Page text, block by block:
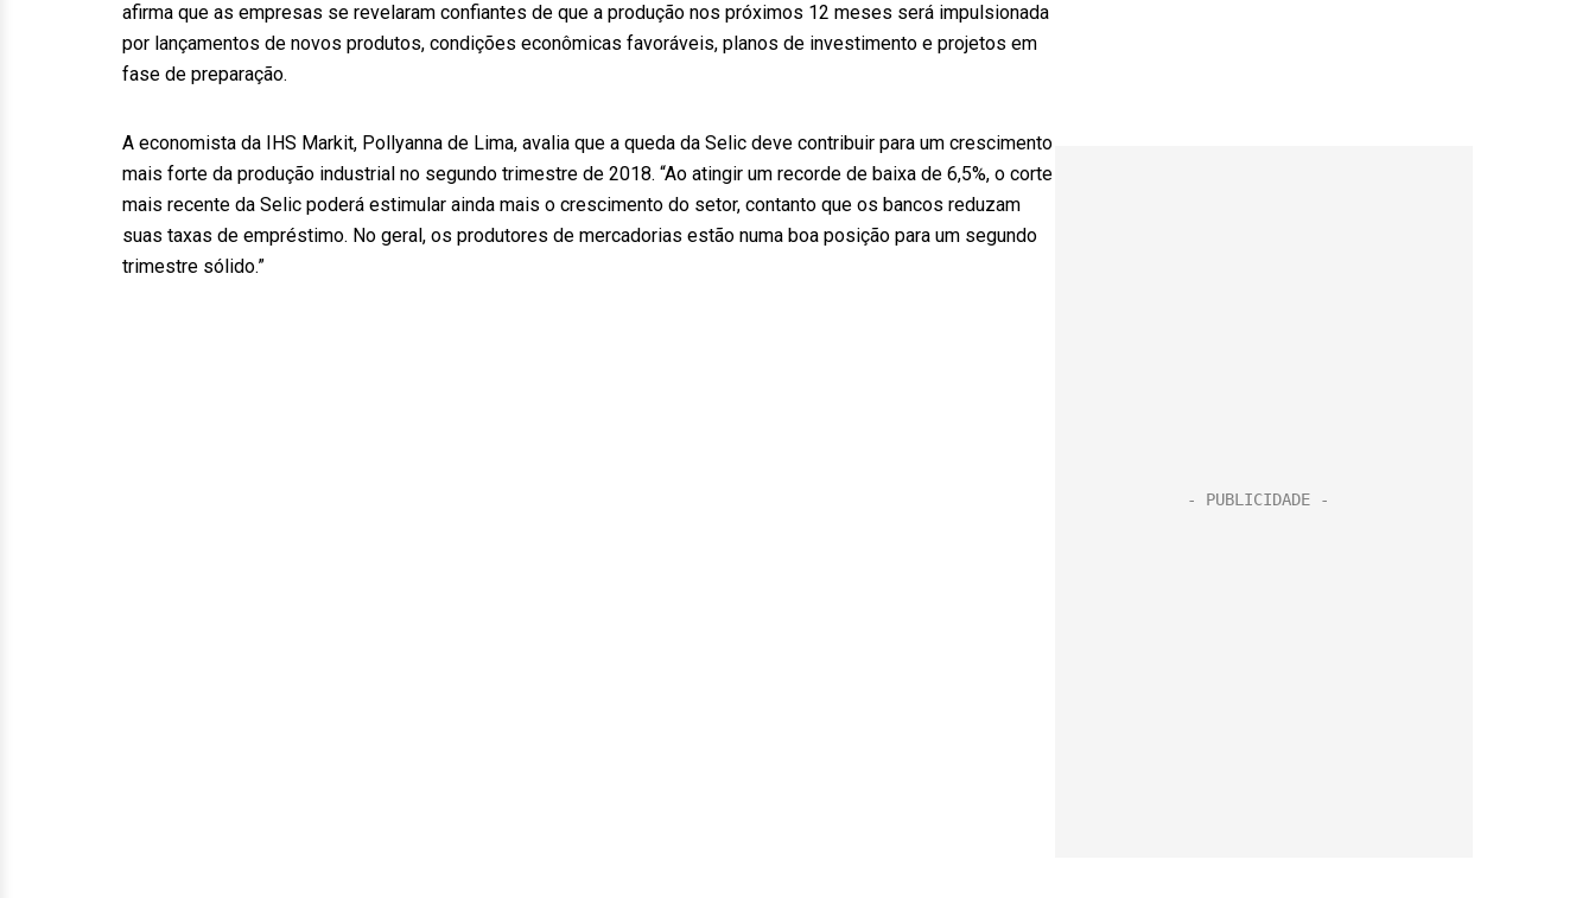
afirma que as empresas se revelaram confiantes de que a produção nos próximos 12 meses será impulsionada
por lançamentos de novos produtos, condições econômicas favoráveis, planos de investimento e projetos em
fase de preparação.
A economista da IHS Markit, Pollyanna de Lima, avalia que a queda da Selic deve contribuir para um crescimento
mais forte da produção industrial no segundo trimestre de 2018. “Ao atingir um recorde de baixa de 6,5%, o corte
mais recente da Selic poderá estimular ainda mais o crescimento do setor, contanto que os bancos reduzam
suas taxas de empréstimo. No geral, os produtores de mercadorias estão numa boa posição para um segundo
trimestre sólido.”